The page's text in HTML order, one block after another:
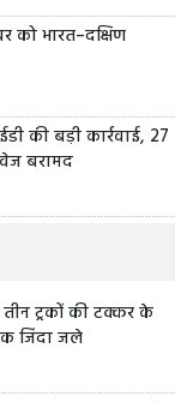
को भारत–दक्षिण
की बड़ी कार्रवाई, 27
बरामद
ट्रकों की टक्कर के
जिंदा जले